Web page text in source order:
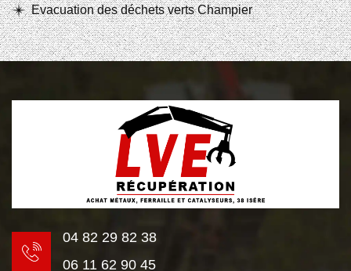
Evacuation des déchets verts Champier
04 82 29 82 38
06 11 62 90 45